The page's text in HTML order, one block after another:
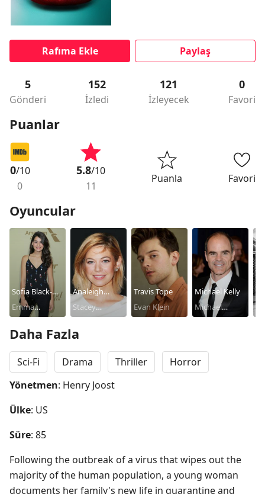
Rafıma Ekle Paylaş
5
Gönderi
152
İzledi
121
İzleyecek
0
Favori
Puanlar
0/10
0
5.8/10
11
Puanla Favori
Oyuncular
Sofia Black-
D'Elia
Emma
Analeigh
Tipton
Stacey
Travis Tope
Evan Klein
Michael Kelly
Michael
Daha Fazla
Sci-Fi Drama Thriller
Horror
Yönetmen: Henry Joost
Ülke: US
Süre: 85
Following the outbreak of a virus that wipes out the
majority of the human population, a young woman
documents her family's new life in quarantine and